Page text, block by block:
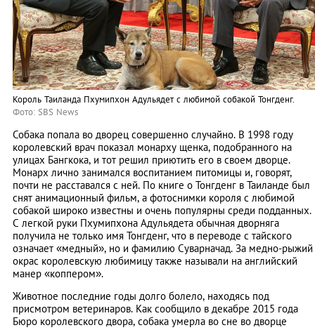
Король Таиланда Пхумипхон Адульядет с любимой собакой Тонгденг.
Фото: SBS News
Собака попала во дворец совершенно случайно. В 1998 году
королевский врач показал монарху щенка, подобранного на
улицах Бангкока, и тот решил приютить его в своем дворце.
Монарх лично занимался воспитанием питомицы и, говорят,
почти не расставался с ней. По книге о Тонгденг в Таиланде был
снят анимационный фильм, а фотоснимки короля с любимой
собакой широко известны и очень популярны среди подданных.
С легкой руки Пхумипхона Адульядета обычная дворняга
получила не только имя Тонгденг, что в переводе с тайского
означает «медный», но и фамилию Суварначад. За медно-рыжий
окрас королевскую любимицу также называли на английский
манер «коппером».
Животное последние годы долго болело, находясь под
присмотром ветеринаров. Как сообщило в декабре 2015 года
Бюро королевского двора, собака умерла во сне во дворце